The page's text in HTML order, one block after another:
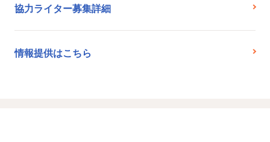
協力ライター募集詳細
情報提供はこちら